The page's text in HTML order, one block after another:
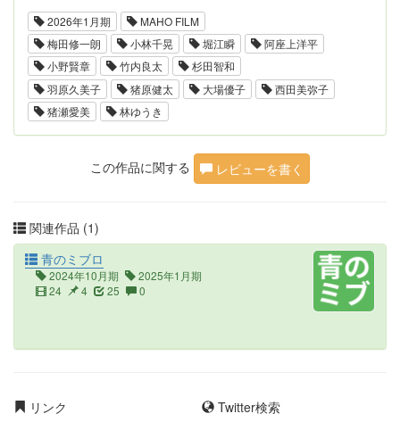
2026年1月期
MAHO FILM
梅田修一朗
小林千晃 堀江瞬
阿座上洋平
小野賢章
竹内良太
杉田智和
羽原久美子
猪原健太 大場優子
西田美弥子
猪瀬愛美
林ゆうき
この作品に関する レビューを書く
関連作品 (1)
青のミブロ
2024年10月期
2025年1月期
24
4 25 0
リンク
Twitter検索